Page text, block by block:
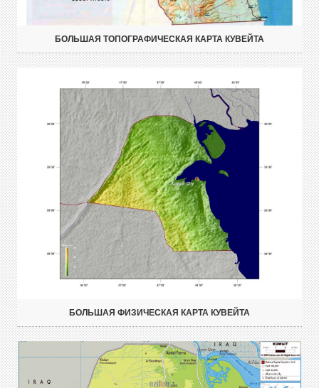
БОЛЬШАЯ ТОПОГРАФИЧЕСКАЯ КАРТА КУВЕЙТА
БОЛЬШАЯ ФИЗИЧЕСКАЯ КАРТА КУВЕЙТА